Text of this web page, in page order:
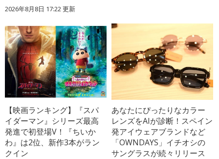
2026年8月8日 17:22更新
【映画ランキング】『スパ
イダーマン』シリーズ最高
発進で初登場V！『ちいか
わ』は2位、新作3本がラン
クイン
あなたにぴったりなカラー
レンズをAIが診断！スペイン
発アイウェアブランドなど
「OWNDAYS」イチオシの
サングラスが続々リリース